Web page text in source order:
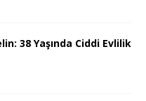
38 Yaşında Ciddi Evlilik